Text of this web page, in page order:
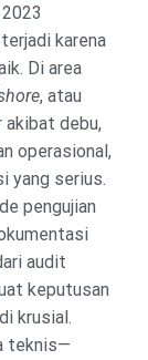
karena
Di area
, atau
akibat debu,
operasional,
yang serius.
pengujian
audit
keputusan
krusial.
teknis—